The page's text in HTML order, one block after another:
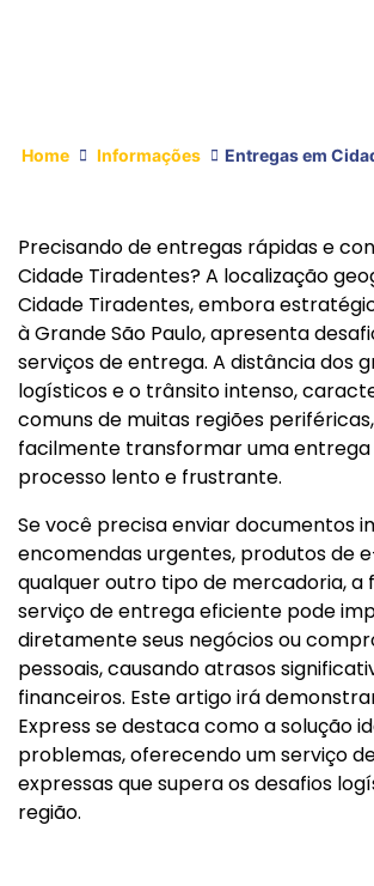
Home Informações Entregas em
Precisando de entregas rápidas e
Cidade Tiradentes? A localização
Cidade Tiradentes, embora
à Grande São Paulo, apresenta
serviços de entrega. A distância dos
logísticos e o trânsito intenso,
comuns de muitas regiões
facilmente transformar uma entrega
processo lento e frustrante.
Se você precisa enviar documentos
encomendas urgentes, produtos de
qualquer outro tipo de mercadoria, a
serviço de entrega eficiente pode
diretamente seus negócios ou
pessoais, causando atrasos
financeiros. Este artigo irá
Express se destaca como a solução
problemas, oferecendo um serviço
expressas que supera os desafios
região.